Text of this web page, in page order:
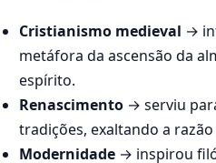
Cristianismo medieval →
metáfora da ascensão da
espírito.
Renascimento→ serviu
tradições, exaltando a razão
Modernidade→ inspirou